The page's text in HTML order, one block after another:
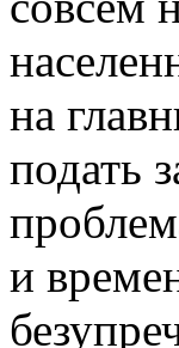
на
подать
и